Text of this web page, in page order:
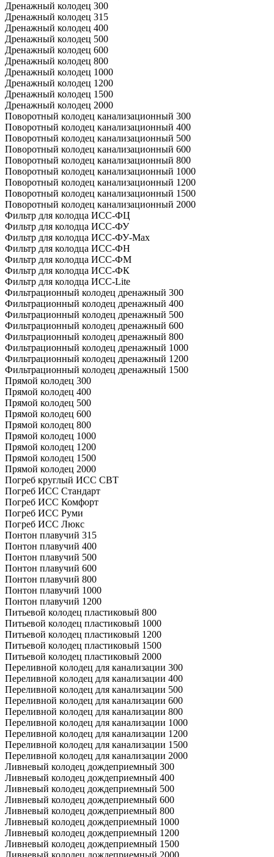
Дренажный колодец 300
Дренажный колодец 315
Дренажный колодец 400
Дренажный колодец 500
Дренажный колодец 600
Дренажный колодец 800
Дренажный колодец 1000
Дренажный колодец 1200
Дренажный колодец 1500
Дренажный колодец 2000
Поворотный колодец канализационный 300
Поворотный колодец канализационный 400
Поворотный колодец канализационный 500
Поворотный колодец канализационный 600
Поворотный колодец канализационный 800
Поворотный колодец канализационный 1000
Поворотный колодец канализационный 1200
Поворотный колодец канализационный 1500
Поворотный колодец канализационный 2000
Фильтр для колодца ИСС-ФЦ
Фильтр для колодца ИСС-ФУ
Фильтр для колодца ИСС-ФУ-Мах
Фильтр для колодца ИСС-ФН
Фильтр для колодца ИСС-ФМ
Фильтр для колодца ИСС-ФК
Фильтр для колодца ИСС-Lite
Фильтрационный колодец дренажный 300
Фильтрационный колодец дренажный 400
Фильтрационный колодец дренажный 500
Фильтрационный колодец дренажный 600
Фильтрационный колодец дренажный 800
Фильтрационный колодец дренажный 1000
Фильтрационный колодец дренажный 1200
Фильтрационный колодец дренажный 1500
Прямой колодец 300
Прямой колодец 400
Прямой колодец 500
Прямой колодец 600
Прямой колодец 800
Прямой колодец 1000
Прямой колодец 1200
Прямой колодец 1500
Прямой колодец 2000
Погреб круглый ИСС СВТ
Погреб ИСС Стандарт
Погреб ИСС Комфорт
Погреб ИСС Руми
Погреб ИСС Люкс
Понтон плавучий 315
Понтон плавучий 400
Понтон плавучий 500
Понтон плавучий 600
Понтон плавучий 800
Понтон плавучий 1000
Понтон плавучий 1200
Питьевой колодец пластиковый 800
Питьевой колодец пластиковый 1000
Питьевой колодец пластиковый 1200
Питьевой колодец пластиковый 1500
Питьевой колодец пластиковый 2000
Переливной колодец для канализации 300
Переливной колодец для канализации 400
Переливной колодец для канализации 500
Переливной колодец для канализации 600
Переливной колодец для канализации 800
Переливной колодец для канализации 1000
Переливной колодец для канализации 1200
Переливной колодец для канализации 1500
Переливной колодец для канализации 2000
Ливневый колодец дождеприемный 300
Ливневый колодец дождеприемный 400
Ливневый колодец дождеприемный 500
Ливневый колодец дождеприемный 600
Ливневый колодец дождеприемный 800
Ливневый колодец дождеприемный 1000
Ливневый колодец дождеприемный 1200
Ливневый колодец дождеприемный 1500
Ливневый колодец дождеприемный 2000